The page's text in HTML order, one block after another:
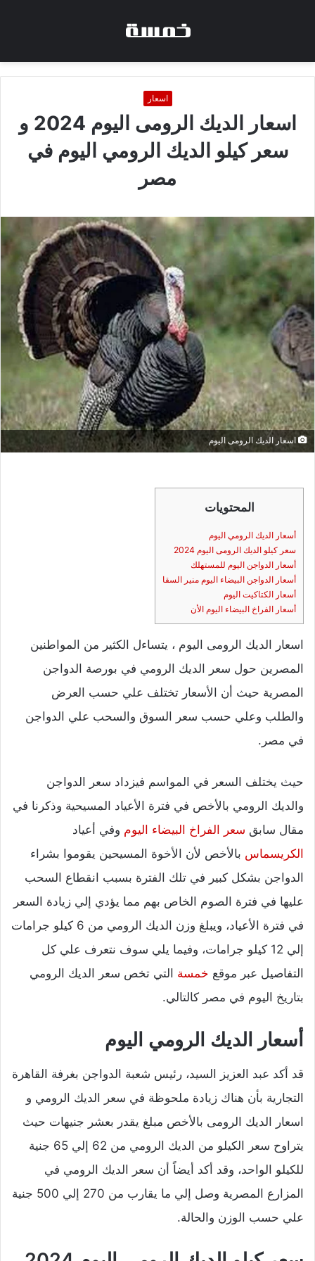
اسعار
اسعار الديك الرومى اليوم 2024 و
سعر كيلو الديك الرومي اليوم في
مصر
اسعار الديك الرومى اليوم
المحتويات
أسعار الديك الرومي اليوم
سعر كيلو الديك الرومى اليوم 2024
أسعار الدواجن اليوم للمستهلك
أسعار الدواجن البيضاء اليوم منير السقا
أسعار الكتاكيت اليوم
أسعار الفراخ البيضاء اليوم الأن
اسعار الديك الرومى اليوم ، يتساءل الكثير من المواطنين
المصرين حول سعر الديك الرومي في بورصة الدواجن
المصرية حيث أن الأسعار تختلف علي حسب العرض
والطلب وعلي حسب سعر السوق والسحب علي الدواجن
في مصر.
حيث يختلف السعر في المواسم فيزداد سعر الدواجن
والديك الرومي بالأخص في فترة الأعياد المسيحية وذكرنا في
مقال سابق سعر الفراخ البيضاء اليوم وفي أعياد
الكريسماس بالأخص لأن الأخوة المسيحين يقوموا بشراء
الدواجن بشكل كبير في تلك الفترة بسبب انقطاع السحب
عليها في فترة الصوم الخاص بهم مما يؤدي إلي زيادة السعر
في فترة الأعياد، ويبلغ وزن الديك الرومي من 6 كيلو جرامات
إلي 12 كيلو جرامات، وفيما يلي سوف نتعرف علي كل
التفاصيل عبر موقع خمسة التي تخص سعر الديك الرومي
بتاريخ اليوم في مصر كالتالي.
أسعار الديك الرومي اليوم
قد أكد عبد العزيز السيد، رئيس شعبة الدواجن بغرفة القاهرة
التجارية بأن هناك زيادة ملحوظة في سعر الديك الرومي و
اسعار الديك الرومى بالأخص مبلغ يقدر بعشر جنيهات حيث
يتراوح سعر الكيلو من الديك الرومي من 62 إلي 65 جنية
للكيلو الواحد، وقد أكد أيضاً أن سعر الديك الرومي في
المزارع المصرية وصل إلي ما يقارب من 270 إلي 500 جنية
علي حسب الوزن والحالة.